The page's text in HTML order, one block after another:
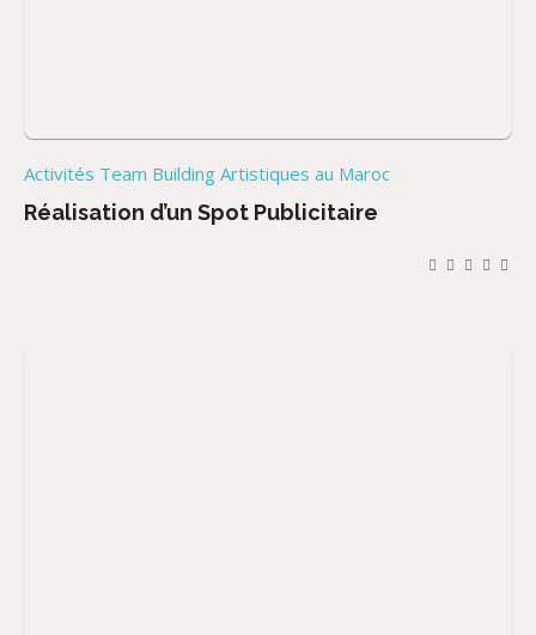
Activités Team Building Artistiques au Maroc
Réalisation d’un Spot Publicitaire